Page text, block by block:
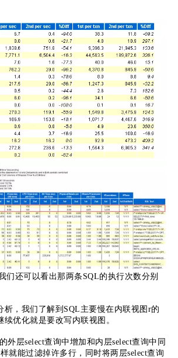
们还可以看出那两条SQL的执行次数分别
析，我们了解到SQL主要慢在内联视图r的
优化就是要改写内联视图。
外层select查询中增加和内层select查询中同
就能过滤掉许多行，同时将两层select查询